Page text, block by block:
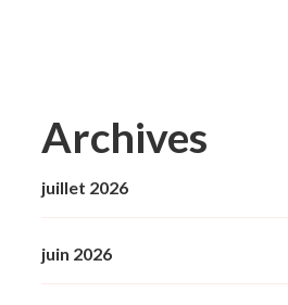
Archives
juillet 2026
juin 2026